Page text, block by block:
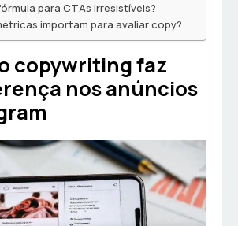
para CTAs irresistíveis?
importam para avaliar copy?
copywriting faz
nos anúncios